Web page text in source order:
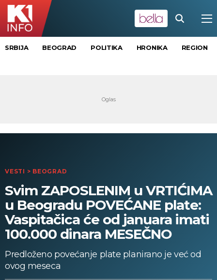
SRBIJA BEOGRAD POLITIKA HRONIKA REGION
VESTI > BEOGRAD
Svim ZAPOSLENIM u VRTIĆIMA
u Beogradu POVEĆANE plate:
Vaspitačica će od januara imati
100.000 dinara MESEČNO
Predloženo povećanje plate planirano je već od
ovog meseca